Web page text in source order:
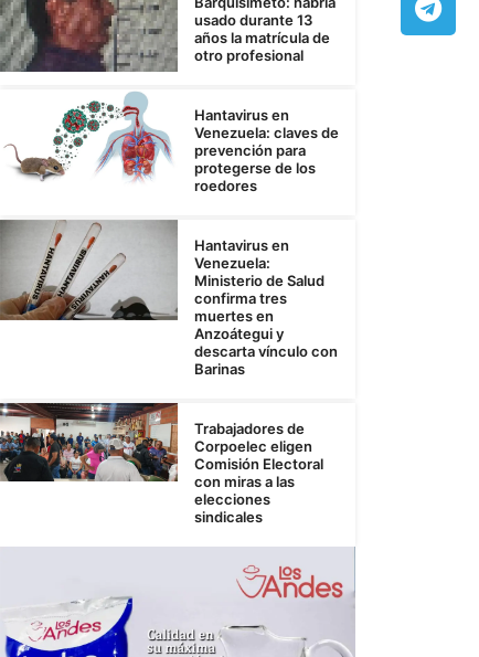
usado durante 13
años la matrícula de
otro profesional
Hantavirus en
Venezuela: claves de
prevención para
protegerse de los
roedores
Hantavirus en
Venezuela:
Ministerio de Salud
confirma tres
muertes en
Anzoátegui y
descarta vínculo con
Barinas
Trabajadores de
Corpoelec eligen
Comisión Electoral
con miras a las
elecciones
sindicales